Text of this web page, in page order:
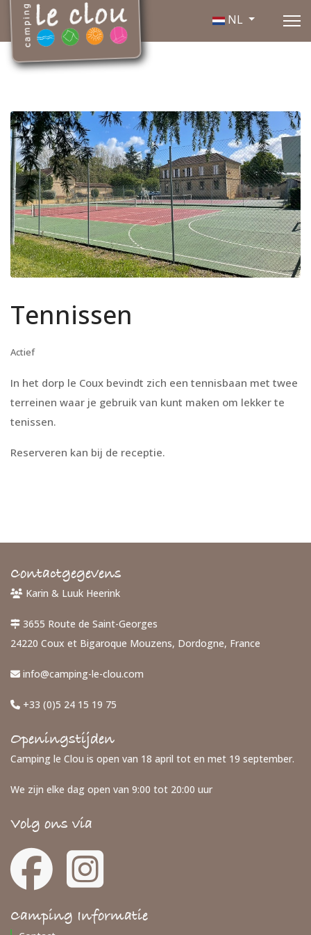
Selecteer de taal
NL
Tennissen
Actief
In het dorp le Coux bevindt zich een tennisbaan met twee
terreinen waar je gebruik van kunt maken om lekker te
tenissen.
Reserveren kan bij de receptie.
Contactgegevens
Karin & Luuk Heerink
3655 Route de Saint-Georges
24220 Coux et Bigaroque Mouzens, Dordogne, France
info@camping-le-clou.com
+33 (0)5 24 15 19 75
Openingstijden
Camping le Clou is open van 18 april tot en met 19 september.
We zijn elke dag open van 9:00 tot 20:00 uur
Volg ons via
Camping Informatie